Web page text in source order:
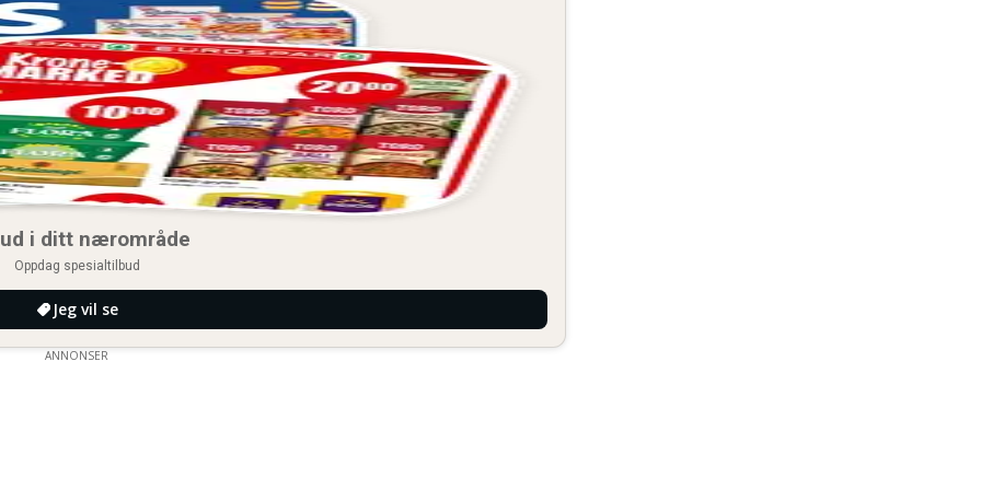
i ditt nærområde
Oppdag spesialtilbud
Jeg vil se
ANNONSER